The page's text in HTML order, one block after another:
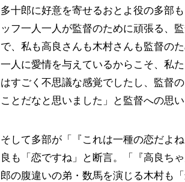
多十郎に好意を寄せるおとよ役の多部
ッフ一人一人が監督のために頑張る、
で、私も高良さんも木村さんも監督の
一人に愛情を与えているからこそ、私
はすごく不思議な感覚でしたし、監督
ことだなと思いました」と監督への思い
そして多部が「『これは一種の恋だよ
良も「恋ですね」と断言。「『高良ち
郎の腹違いの弟・数馬を演じる木村も